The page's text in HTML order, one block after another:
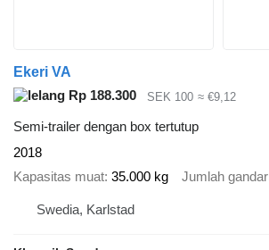
Ekeri VA
Rp 188.300
SEK 100 ≈ €9,12
Semi-trailer dengan box tertutup
2018
Kapasitas muat 35.000 kg Jumlah gandar
Swedia, Karlstad